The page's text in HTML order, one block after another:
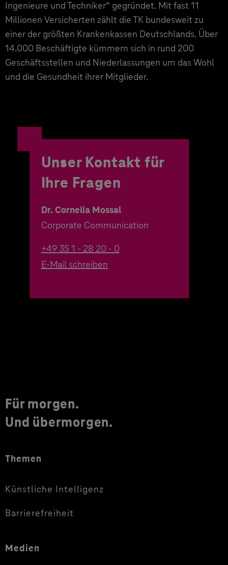
Prüfbericht zeigen den Verantwortlichen außerdem,
wo der Handlungsbedarf am größten ist. Das
erleichtert die konkreten Planungen für die
weiteren Zyklen der Entwicklung. Im Endergebnis
werden die Apps der TK so kontinuierlich verbessert,
um die angestrebte Inklusion zu erreichen.
Ingenieure und Techniker“ gegründet. Mit fast 11
Millionen Versicherten zählt die TK bundesweit zu
einer der größten Krankenkassen Deutschlands. Über
14.000 Beschäftigte kümmern sich in rund 200
Geschäftsstellen und Niederlassungen um das Wohl
und die Gesundheit ihrer Mitglieder.
Unser Kontakt für
Ihre Fragen
Dr. Cornelia Mossal
Corporate Communication
+49 35 1 - 28 20 - 0
E-Mail schreiben
Für morgen.
Und übermorgen.
Themen
Künstliche Intelligenz
Barrierefreiheit
Medien